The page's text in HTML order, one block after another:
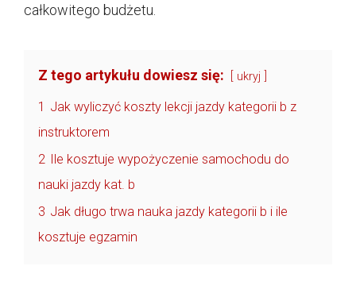
całkowitego budżetu.
Z tego artykułu dowiesz się: ukryj
1 Jak wyliczyć koszty lekcji jazdy kategorii b z
instruktorem
2 Ile kosztuje wypożyczenie samochodu do
nauki jazdy kat. b
3 Jak długo trwa nauka jazdy kategorii b i ile
kosztuje egzamin